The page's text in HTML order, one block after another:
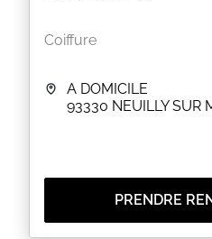
Coiffure
A DOMICILE
93330 NEUILLY SUR
PRENDRE